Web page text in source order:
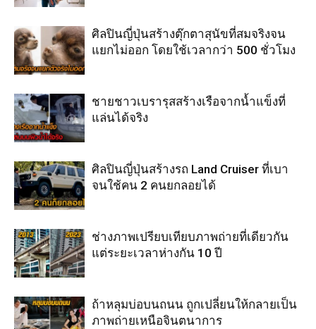
ศิลปินญี่ปุ่นสร้างตุ๊กตาสุนัขที่สมจริงจน
แยกไม่ออก โดยใช้เวลากว่า 500 ชั่วโมง
ชายชาวเบรารุสสร้างเรือจากน้ำแข็งที่
แล่นได้จริง
ศิลปินญี่ปุ่นสร้างรถ Land Cruiser ที่เบา
จนใช้คน 2 คนยกลอยได้
ช่างภาพเปรียบเทียบภาพถ่ายที่เดียวกัน
แต่ระยะเวลาห่างกัน 10 ปี
ถ้าหลุมบ่อบนถนน ถูกเปลี่ยนให้กลายเป็น
ภาพถ่ายเหนือจินตนาการ